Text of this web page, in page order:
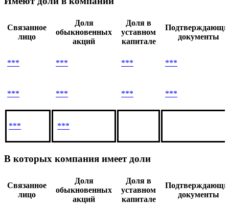
Связанное
лицо
Доля
обыкновенных
акций
Доля в
уставном
капитале
документы
*** *** *** ***
*** *** *** ***
*** ***
В которых компания имеет доли
Связанное
лицо
Доля
обыкновенных
акций
Доля в
уставном
капитале
документы